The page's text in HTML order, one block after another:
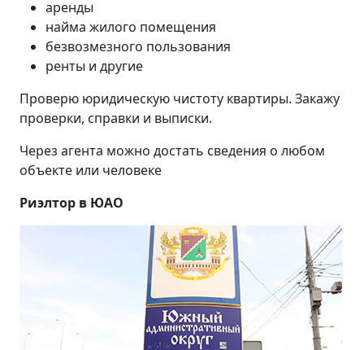
аренды
найма жилого помещения
безвозмезного пользования
ренты и другие
Проверю юридическую чистоту квартиры. Закажу
проверки, справки и выписки.
Через агента можно достать сведения о любом
объекте или человеке
Риэлтор в ЮАО